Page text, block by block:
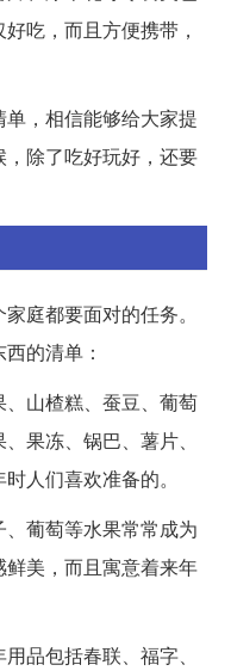
吃，而且方便携带，
，相信能够给大家提
除了吃好玩好，还要
庭都要面对的任务。
的清单：
山楂糕、蚕豆、葡萄
果冻、锅巴、薯片、
人们喜欢准备的。
葡萄等水果常常成为
美，而且寓意着来年
品包括春联、福字、